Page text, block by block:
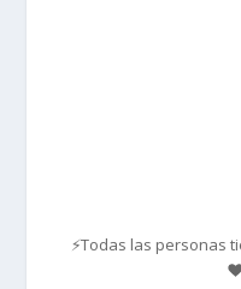
⚡Todas las personas